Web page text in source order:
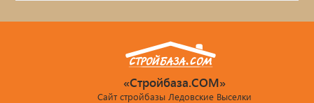
«Стройбаза.COM»
Сайт стройбазы Ледовские Выселки